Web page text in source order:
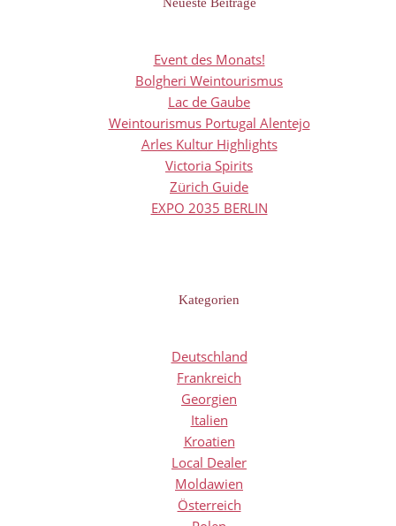
Event des Monats!
Bolgheri Weintourismus
Lac de Gaube
Weintourismus Portugal Alentejo
Arles Kultur Highlights
Victoria Spirits
Zürich Guide
EXPO 2035 BERLIN
Kategorien
Deutschland
Frankreich
Georgien
Italien
Kroatien
Local Dealer
Moldawien
Österreich